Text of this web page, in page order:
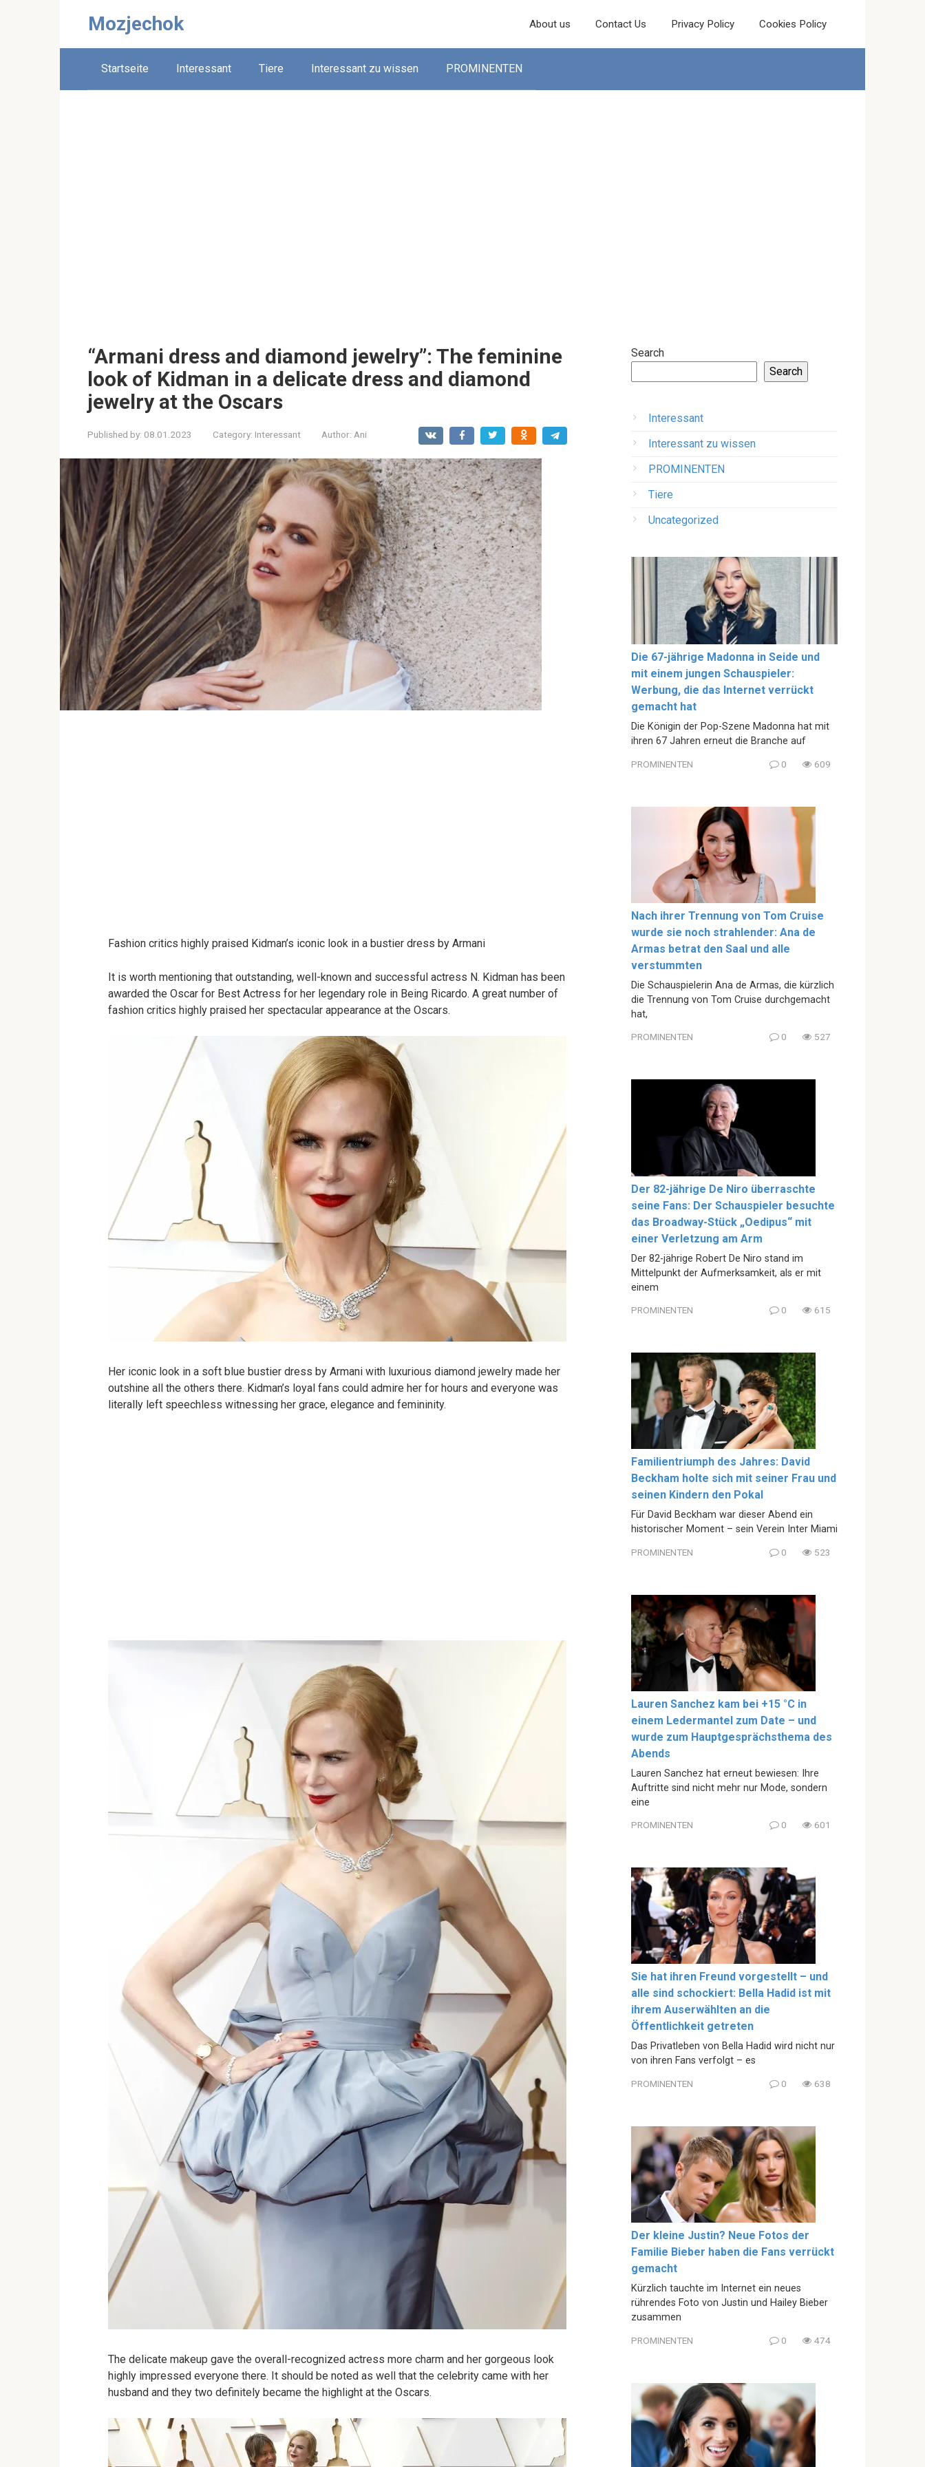
Mozjechok About us Contact Us Privacy Policy Cookies Policy
Startseite Interessant Tiere Interessant zu wissen PROMINENTEN
“Armani dress and diamond jewelry”: The feminine
look of Kidman in a delicate dress and diamond
jewelry at the Oscars
Published by: 08.01.2023 Category: Interessant Author: Ani
Fashion critics highly praised Kidman’s iconic look in a bustier dress by Armani
It is worth mentioning that outstanding, well-known and successful actress N. Kidman has been
awarded the Oscar for Best Actress for her legendary role in Being Ricardo. A great number of
fashion critics highly praised her spectacular appearance at the Oscars.
Her iconic look in a soft blue bustier dress by Armani with luxurious diamond jewelry made her
outshine all the others there. Kidman’s loyal fans could admire her for hours and everyone was
literally left speechless witnessing her grace, elegance and femininity.
The delicate makeup gave the overall-recognized actress more charm and her gorgeous look
highly impressed everyone there. It should be noted as well that the celebrity came with her
husband and they two definitely became the highlight at the Oscars.
Search
Search
Interessant
Interessant zu wissen
PROMINENTEN
Tiere
Uncategorized
Die 67-jährige Madonna in Seide und
mit einem jungen Schauspieler:
Werbung, die das Internet verrückt
gemacht hat
Die Königin der Pop-Szene Madonna hat mit
ihren 67 Jahren erneut die Branche auf
PROMINENTEN 0 609
Nach ihrer Trennung von Tom Cruise
wurde sie noch strahlender: Ana de
Armas betrat den Saal und alle
verstummten
Die Schauspielerin Ana de Armas, die kürzlich
die Trennung von Tom Cruise durchgemacht
hat,
PROMINENTEN 0 527
Der 82-jährige De Niro überraschte
seine Fans: Der Schauspieler besuchte
das Broadway-Stück „Oedipus“ mit
einer Verletzung am Arm
Der 82-jährige Robert De Niro stand im
Mittelpunkt der Aufmerksamkeit, als er mit
einem
PROMINENTEN 0 615
Familientriumph des Jahres: David
Beckham holte sich mit seiner Frau und
seinen Kindern den Pokal
Für David Beckham war dieser Abend ein
historischer Moment – sein Verein Inter Miami
PROMINENTEN 0 523
Lauren Sanchez kam bei +15 °C in
einem Ledermantel zum Date – und
wurde zum Hauptgesprächsthema des
Abends
Lauren Sanchez hat erneut bewiesen: Ihre
Auftritte sind nicht mehr nur Mode, sondern
eine
PROMINENTEN 0 601
Sie hat ihren Freund vorgestellt – und
alle sind schockiert: Bella Hadid ist mit
ihrem Auserwählten an die
Öffentlichkeit getreten
Das Privatleben von Bella Hadid wird nicht nur
von ihren Fans verfolgt – es
PROMINENTEN 0 638
Der kleine Justin? Neue Fotos der
Familie Bieber haben die Fans verrückt
gemacht
Kürzlich tauchte im Internet ein neues
rührendes Foto von Justin und Hailey Bieber
zusammen
PROMINENTEN 0 474